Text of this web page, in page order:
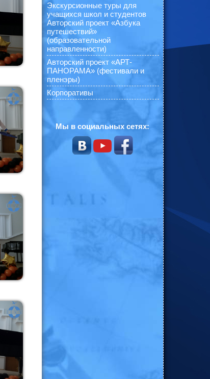
Экскурсионные туры для
учащихся школ и студентов
Авторский проект «Азбука
путешествий»
(образовательной
направленности)
Авторский проект «АРТ-
ПАНОРАМА» (фестивали и
пленэры)
Корпоративы
Мы в социальных сетях: